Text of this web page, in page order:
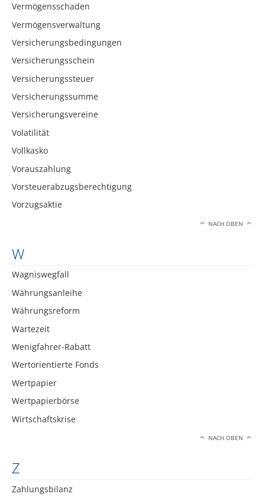
Vermögensschaden
Vermögensverwaltung
Versicherungsbedingungen
Versicherungsschein
Versicherungssteuer
Versicherungssumme
Versicherungsvereine
Volatilität
Vollkasko
Vorauszahlung
Vorsteuerabzugsberechtigung
Vorzugsaktie
NACH OBEN
W
Wagniswegfall
Währungsanleihe
Währungsreform
Wartezeit
Wenigfahrer-Rabatt
Wertorientierte Fonds
Wertpapier
Wertpapierbörse
Wirtschaftskrise
NACH OBEN
Z
Zahlungsbilanz